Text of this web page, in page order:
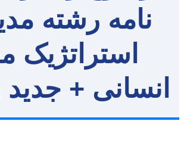
نامه رشته
استراتژیک
انسانی + جدید